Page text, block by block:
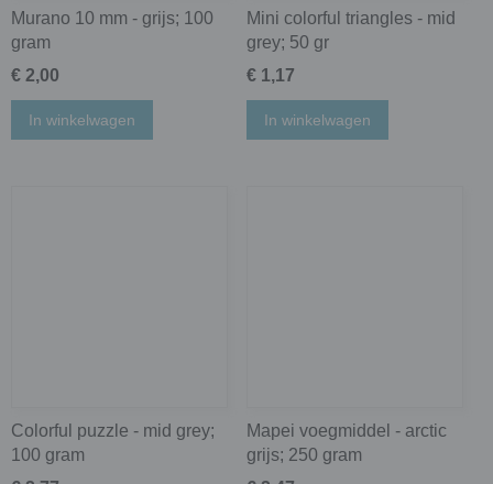
Murano 10 mm - grijs; 100
gram
€ 2,00
In winkelwagen
Mini colorful triangles - mid
grey; 50 gr
€ 1,17
In winkelwagen
Colorful puzzle - mid grey;
100 gram
Mapei voegmiddel - arctic
grijs; 250 gram